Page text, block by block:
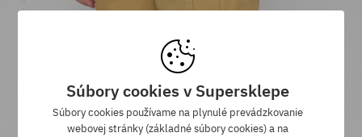
Súbory cookies v Supersklepe
Súbory cookies používame na plynulé prevádzkovanie
webovej stránky (základné súbory cookies) a na